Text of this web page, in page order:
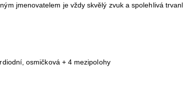
jmenovatelem je vždy skvělý zvuk a spolehlivá
osmičková + 4 mezipolohy